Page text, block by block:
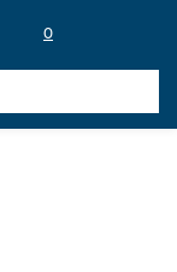
0